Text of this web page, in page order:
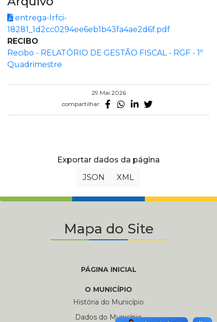
entrega-lrfci-
18281_1d2cc0294ee6eb1b43fa4ae2d6f.pdf
RECIBO
Recibo - RELATÓRIO DE GESTÃO FISCAL - RGF - 1º
Quadrimestre
29.Mai.2026
compartilhar:
Exportar dados da página
JSON
XML
Mapa do Site
PÁGINA INICIAL
O MUNICÍPIO
História do Município
Dados do Município